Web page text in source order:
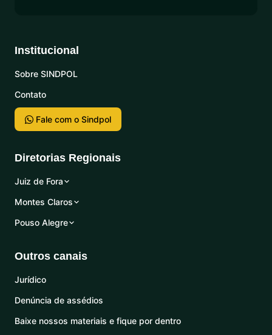
Institucional
Sobre SINDPOL
Contato
Fale com o Sindpol
Diretorias Regionais
Juiz de Fora
Montes Claros
Pouso Alegre
Outros canais
Jurídico
Denúncia de assédios
Baixe nossos materiais e fique por dentro